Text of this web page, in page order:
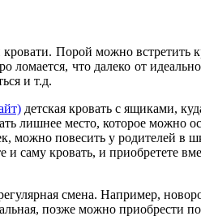
Порой можно
ломается, что далеко от
и т.д.
детская кровать с ящиками,
лишнее место, которое можно
можно повесить у родителей
и саму кровать, и приобретете
смена. Например,
позже можно